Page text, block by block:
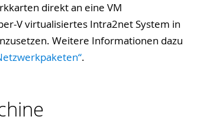
direkt an eine VM
V virtualisiertes Intra2net System in
Weitere Informationen dazu
.